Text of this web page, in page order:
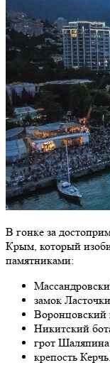
В гонке за
Крым, который
памятниками:
замок
Никитский
грот
крепость Керчь.